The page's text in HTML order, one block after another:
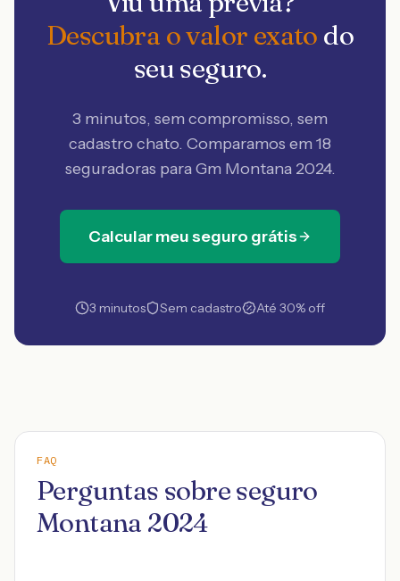
Descubra o valor exato do
seu seguro.
3 minutos, sem compromisso, sem
cadastro chato. Comparamos em 18
seguradoras para Gm Montana 2024.
Calcular meu seguro grátis
3 minutos Sem cadastro Até 30% off
FAQ
Perguntas sobre seguro
Montana 2024